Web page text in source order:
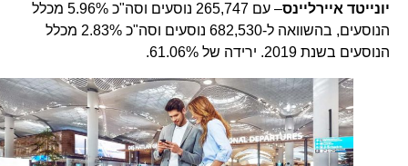
יונייטד איירליינס
– עם 265,747 נוסעים וסה"כ 5.96% מכלל
הנוסעים, בהשוואה ל-682,530 נוסעים וסה"כ 2.83% מכלל
הנוסעים בשנת 2019. ירידה של 61.06%.